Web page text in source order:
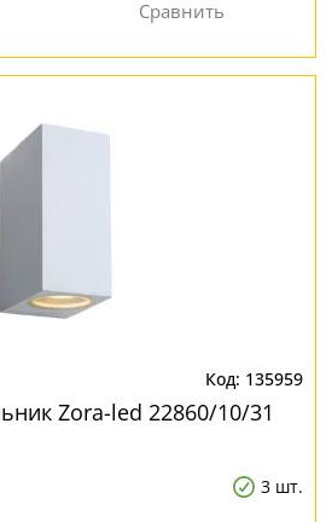
135959
Zora-led 22860/10/31
3 шт.